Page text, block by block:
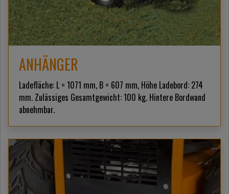
ANHÄNGER
Ladefläche: L = 1071 mm, B = 607 mm, Höhe Ladebord: 274
mm. Zulässiges Gesamtgewicht: 100 kg. Hintere Bordwand
abnehmbar.